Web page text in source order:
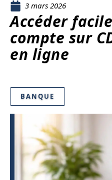
3 mars 2026
Accéder
compte sur
en ligne
BANQUE